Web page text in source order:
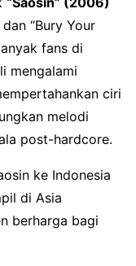
“Bury Your
fans di
mengalami
ciri
melodi
post-hardcore.
ke Indonesia
di Asia
berharga bagi